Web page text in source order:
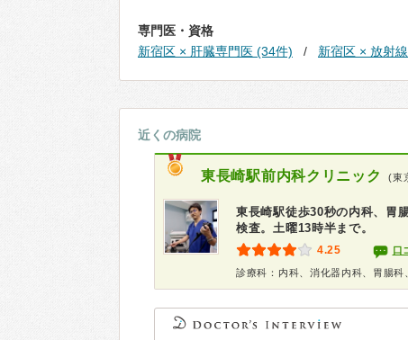
専門医・資格
新宿区 × 肝臓専門医 (34件)
新宿区 × 放射
近くの病院
東長崎駅前内科クリニック (東
東長崎駅徒歩30秒の内科、胃
検査。土曜13時半まで。
4.25 口
診療科：内科、消化器内科、胃腸